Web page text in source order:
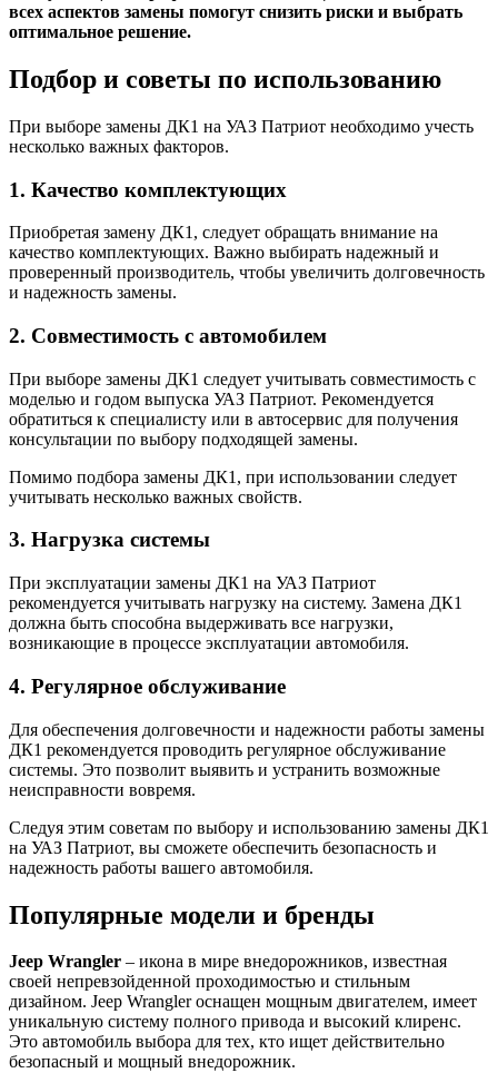
всех аспектов замены помогут снизить риски и выбрать
оптимальное решение.
Подбор и советы по использованию
При выборе замены ДК1 на УАЗ Патриот необходимо учесть
несколько важных факторов.
1. Качество комплектующих
Приобретая замену ДК1, следует обращать внимание на
качество комплектующих. Важно выбирать надежный и
проверенный производитель, чтобы увеличить долговечность
и надежность замены.
2. Совместимость с автомобилем
При выборе замены ДК1 следует учитывать совместимость с
моделью и годом выпуска УАЗ Патриот. Рекомендуется
обратиться к специалисту или в автосервис для получения
консультации по выбору подходящей замены.
Помимо подбора замены ДК1, при использовании следует
учитывать несколько важных свойств.
3. Нагрузка системы
При эксплуатации замены ДК1 на УАЗ Патриот
рекомендуется учитывать нагрузку на систему. Замена ДК1
должна быть способна выдерживать все нагрузки,
возникающие в процессе эксплуатации автомобиля.
4. Регулярное обслуживание
Для обеспечения долговечности и надежности работы замены
ДК1 рекомендуется проводить регулярное обслуживание
системы. Это позволит выявить и устранить возможные
неисправности вовремя.
Следуя этим советам по выбору и использованию замены ДК1
на УАЗ Патриот, вы сможете обеспечить безопасность и
надежность работы вашего автомобиля.
Популярные модели и бренды
Jeep Wrangler – икона в мире внедорожников, известная
своей непревзойденной проходимостью и стильным
дизайном. Jeep Wrangler оснащен мощным двигателем, имеет
уникальную систему полного привода и высокий клиренс.
Это автомобиль выбора для тех, кто ищет действительно
безопасный и мощный внедорожник.